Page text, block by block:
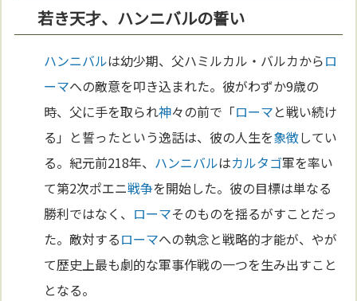
若き天才、ハンニバルの誓い
ハンニバルは幼少期、父ハミルカル・バルカからロ
ーマへの敵意を叩き込まれた。彼がわずか9歳の
時、父に手を取られ神々の前で「ローマと戦い続け
る」と誓ったという逸話は、彼の人生を象徴してい
る。紀元前218年、 ハンニバルはカルタゴ軍を率い
て第2次ポエニ戦争を開始した。彼の目標は単なる
勝利ではなく、 ローマそのものを揺るがすことだっ
た。敵対するローマへの執念と戦略的才能が、やが
て歴史上最も劇的な軍事作戦の一つを生み出すこと
となる。